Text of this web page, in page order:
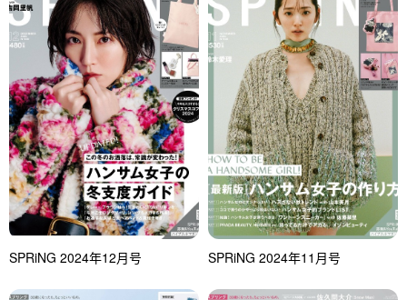
SPRiNG 2024年12月号 SPRiNG 2024年11月号